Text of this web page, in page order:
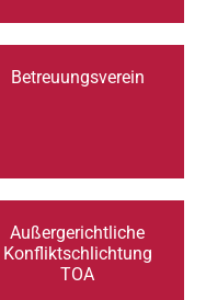
Betreuungsverein
Außergerichtliche
Konfliktschlichtung
TOA